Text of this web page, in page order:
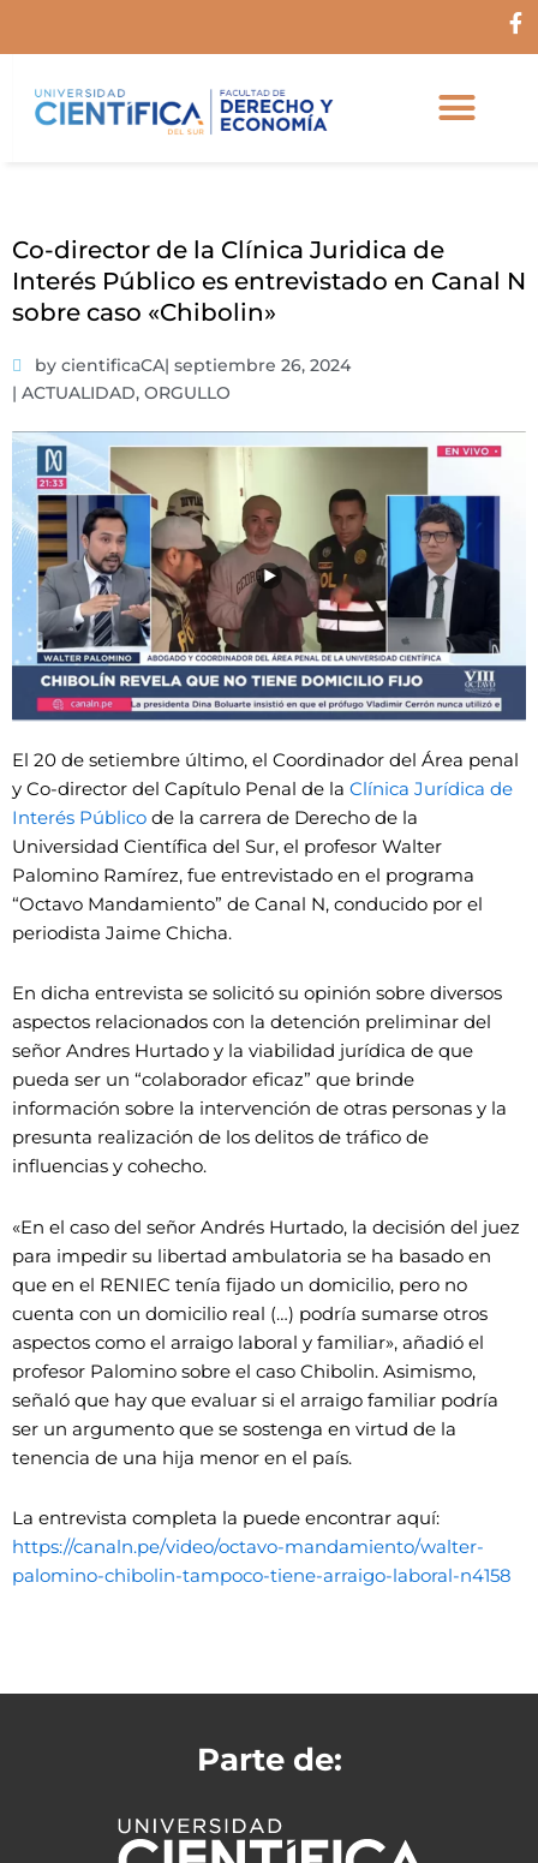
F
Co-director de la Clínica Juridica de
Interés Público es entrevistado en Canal N
sobre caso «Chibolin»
by cientificaCA| septiembre 26, 2024
| ACTUALIDAD, ORGULLO
El 20 de setiembre último, el Coordinador del Área penal
y Co-director del Capítulo Penal de la Clínica Jurídica de
Interés Público de la carrera de Derecho de la
Universidad Científica del Sur, el profesor Walter
Palomino Ramírez, fue entrevistado en el programa
“Octavo Mandamiento” de Canal N, conducido por el
periodista Jaime Chicha.
En dicha entrevista se solicitó su opinión sobre diversos
aspectos relacionados con la detención preliminar del
señor Andres Hurtado y la viabilidad jurídica de que
pueda ser un “colaborador eficaz” que brinde
información sobre la intervención de otras personas y la
presunta realización de los delitos de tráfico de
influencias y cohecho.
«En el caso del señor Andrés Hurtado, la decisión del juez
para impedir su libertad ambulatoria se ha basado en
que en el RENIEC tenía fijado un domicilio, pero no
cuenta con un domicilio real (…) podría sumarse otros
aspectos como el arraigo laboral y familiar», añadió el
profesor Palomino sobre el caso Chibolin. Asimismo,
señaló que hay que evaluar si el arraigo familiar podría
ser un argumento que se sostenga en virtud de la
tenencia de una hija menor en el país.
La entrevista completa la puede encontrar aquí:
https://canaln.pe/video/octavo-mandamiento/walter-
palomino-chibolin-tampoco-tiene-arraigo-laboral-n4158
Parte de: